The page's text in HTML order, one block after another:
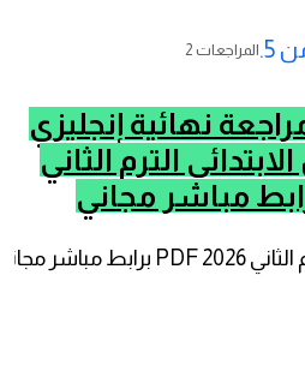
2 المراجعات
نهائية إنجليزي
الترم الثاني